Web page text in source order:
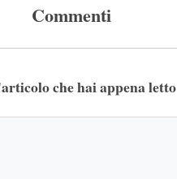
Commenti
che hai appena letto